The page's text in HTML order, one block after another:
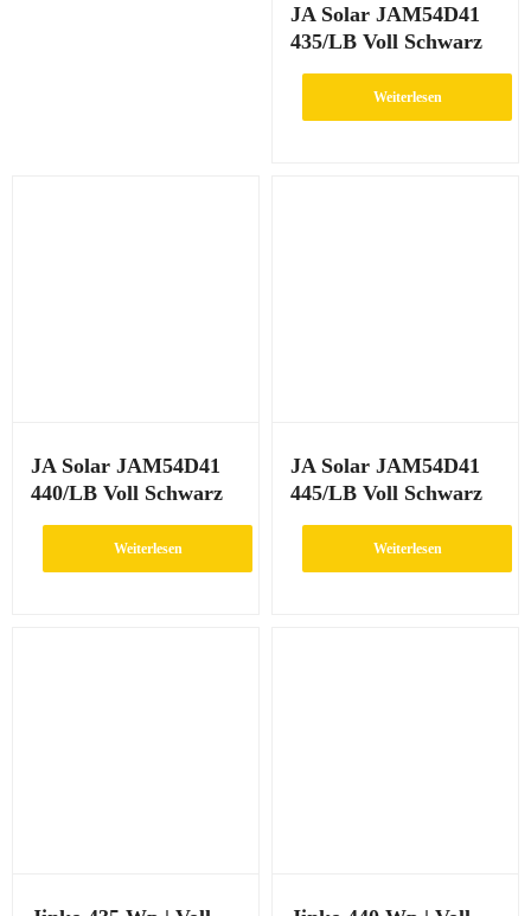
JA Solar JAM54D41
435/LB Voll Schwarz
Weiterlesen
JA Solar JAM54D41
440/LB Voll Schwarz
Weiterlesen
JA Solar JAM54D41
445/LB Voll Schwarz
Weiterlesen